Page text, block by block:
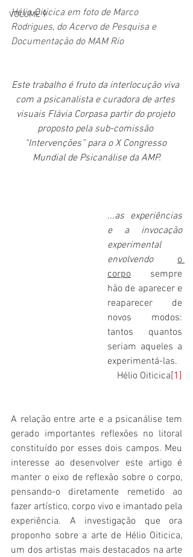
VOLUME 9
Hélio Oiticica em foto de Marco
Rodrigues, do Acervo de Pesquisa e
Documentação do MAM Rio
Este trabalho é fruto da interlocução viva
com a psicanalista e curadora de artes
visuais Flávia Corpasa partir do projeto
proposto pela sub-comissão
“Intervenções” para o X Congresso
Mundial de Psicanálise da AMP.
...as experiências
e a invocação
experimental
envolvendo o
corpo sempre
hão de aparecer e
reaparecer de
novos modos:
tantos quantos
seriam aqueles a
experimentá-las.
Hélio Oiticica[1]
A relação entre arte e a psicanálise tem
gerado importantes reflexões no litoral
constituído por esses dois campos. Meu
interesse ao desenvolver este artigo é
manter o eixo de reflexão sobre o corpo,
pensando-o diretamente remetido ao
fazer artístico, corpo vivo e imantado pela
experiência. A investigação que ora
proponho sobre a arte de Hélio Oiticica,
um dos artistas mais destacados na arte